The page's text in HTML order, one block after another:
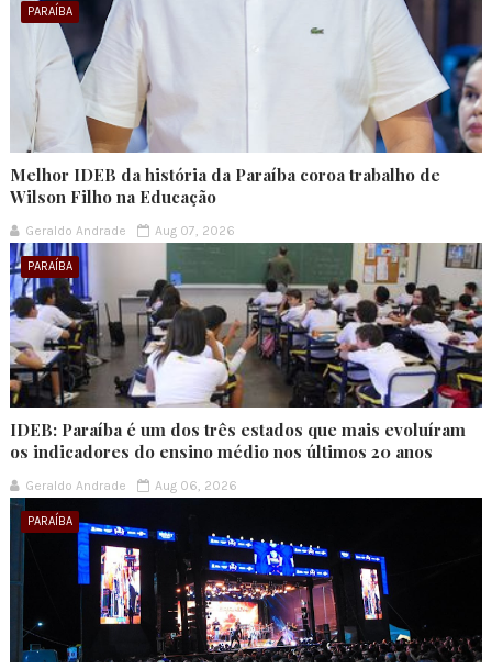
PARAÍBA
Melhor IDEB da história da Paraíba coroa trabalho de
Wilson Filho na Educação
Geraldo Andrade Aug 07, 2026
PARAÍBA
IDEB: Paraíba é um dos três estados que mais evoluíram
os indicadores do ensino médio nos últimos 20 anos
Geraldo Andrade Aug 06, 2026
PARAÍBA